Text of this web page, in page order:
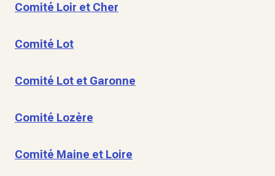
Comité Loir et Cher
Comité Lot
Comité Lot et Garonne
Comité Lozère
Comité Maine et Loire